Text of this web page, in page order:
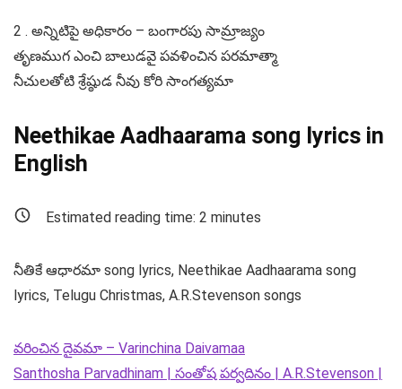
2 . అన్నిటిపై అధికారం – బంగారపు సామ్రాజ్యం
తృణముగ ఎంచి బాలుడవై పవళించిన పరమాత్మా
నీచులతోటి శ్రేష్ఠుడ నీవు కోరి సాంగత్యమా
Neethikae Aadhaarama song lyrics in
English
Estimated reading time: 2 minutes
నీతికే ఆధారమా song lyrics, Neethikae Aadhaarama song
lyrics, Telugu Christmas, A.R.Stevenson songs
వరించిన దైవమా – Varinchina Daivamaa
Santhosha Parvadhinam | సంతోష పర్వదినం | A.R.Stevenson |